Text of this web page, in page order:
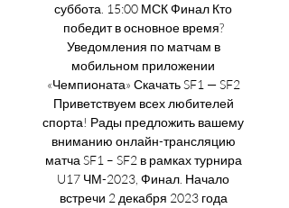
суббота. 15:00 МСК Финал Кто
победит в основное время?
Уведомления по матчам в
мобильном приложении
«Чемпионата» Скачать SF1 — SF2
Приветствуем всех любителей
спорта! Рады предложить вашему
вниманию онлайн-трансляцию
матча SF1 – SF2 в рамках турнира
U17 ЧМ-2023, Финал. Начало
встречи 2 декабря 2023 года